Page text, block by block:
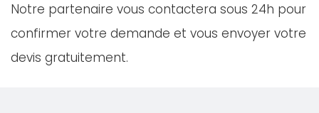
Notre partenaire vous contactera sous 24h pour
confirmer votre demande et vous envoyer votre
devis gratuitement.